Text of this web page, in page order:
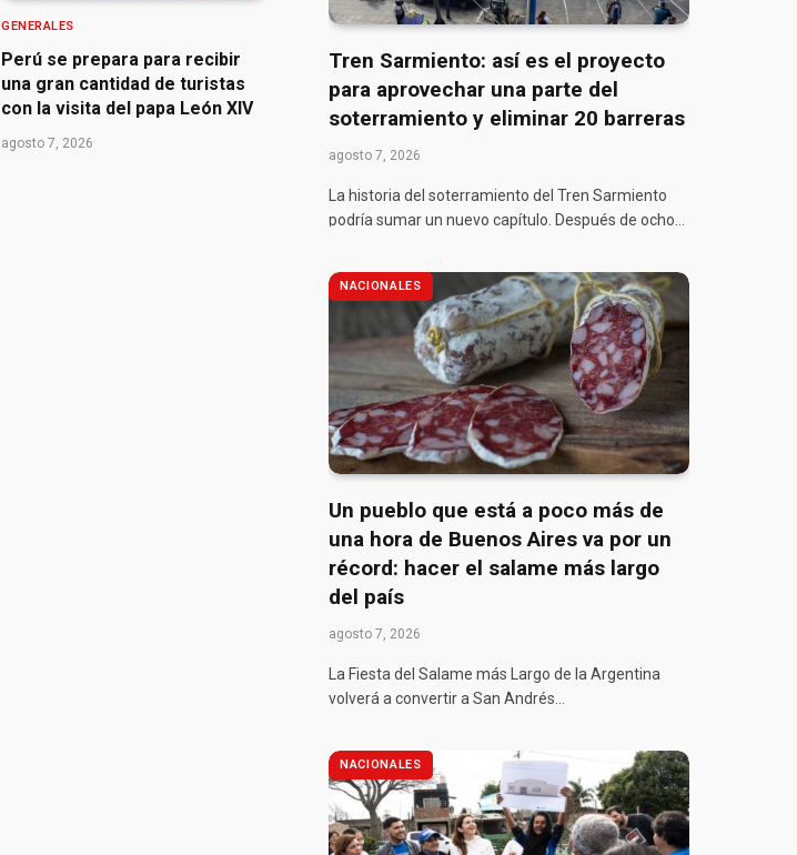
GENERALES
Perú se prepara para recibir
una gran cantidad de turistas
con la visita del papa León XIV
agosto 7, 2026
Tren Sarmiento: así es el proyecto
para aprovechar una parte del
soterramiento y eliminar 20 barreras
agosto 7, 2026
La historia del soterramiento del Tren Sarmiento
podría sumar un nuevo capítulo. Después de ocho…
NACIONALES
Un pueblo que está a poco más de
una hora de Buenos Aires va por un
récord: hacer el salame más largo
del país
agosto 7, 2026
La Fiesta del Salame más Largo de la Argentina
volverá a convertir a San Andrés…
NACIONALES